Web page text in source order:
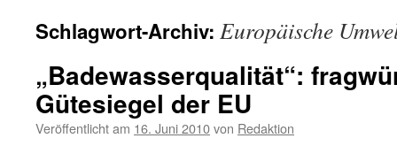
Schlagwort-Archiv: Europäische
„Badewasserqualität“:
Gütesiegel der EU
Veröffentlicht am 16. Juni 2010von Redaktion